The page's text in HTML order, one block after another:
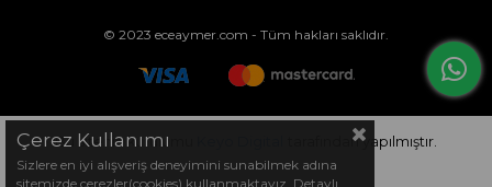
© 2023 eceaymer.com - Tüm hakları saklıdır.
Bu sitenin kurulumu tarafından yapılmıştır.
Çerez Kullanımı
Sizlere en iyi alışveriş deneyimini sunabilmek adına
sitemizde çerezler(cookies) kullanmaktayız. Detaylı